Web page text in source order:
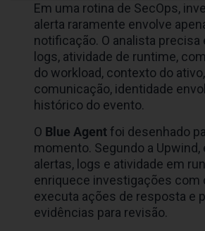
Em uma rotina de SecOps,
alerta raramente envolve
notificação. O analista precisa
logs, atividade de runtime,
do workload, contexto do
comunicação, identidade
histórico do evento.
O Blue Agent foi desenhado
momento. Segundo a Upwind,
alertas, logs e atividade em
enriquece investigações com
executa ações de resposta e
evidências para revisão.